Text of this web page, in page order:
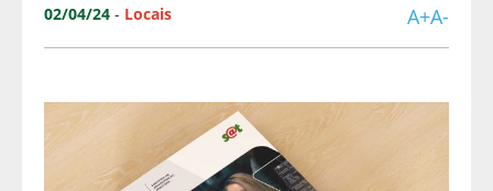
02/04/24 - Locais A+A-